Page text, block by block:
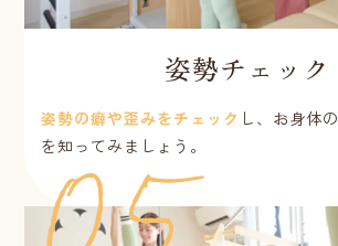
姿勢チェック
姿勢の癖や歪みをチェック し、お身体の
を知ってみましょう。